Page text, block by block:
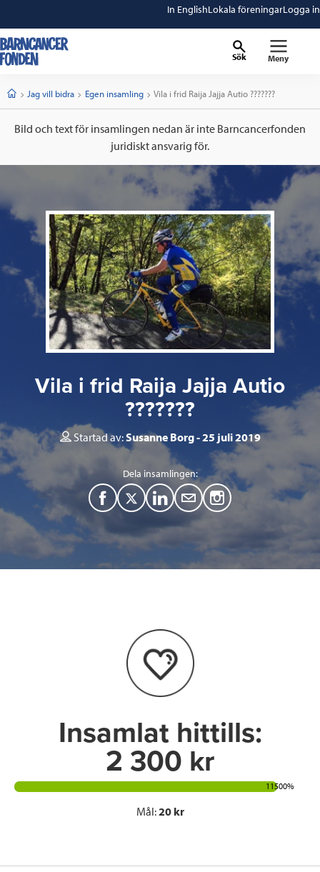
In EnglishLokala föreningarLogga in
Sök Meny
StartJag vill bidra Egen insamling Current:
Vila i frid Raija Jajja Autio ???????
Bild och text för insamlingen nedan är inte Barncancerfonden
juridiskt ansvarig för.
Vila i frid Raija Jajja Autio
???????
Startad av:Susanne Borg 25 juli 2019
Dela insamlingen:
F
T
w
e
L
i
I
n
M
Insamlat hittills:
2 300 kr
11500%
Mål:20 kr